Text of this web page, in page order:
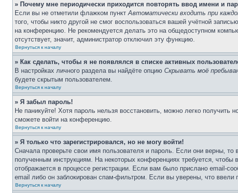
» Почему мне периодически приходится повторять ввод имени и
Если вы не отметили флажком пунктАвтоматически входить при
того, чтобы никто другой не смог воспользоваться вашей учётной
на конференцию. Не рекомендуется делать это на общедоступном
отсутствует, значит, администратор отключил эту функцию.
Вернуться к началу
» Как сделать, чтобы я не появлялся в списке активных
В настройках личного раздела вы найдёте опцию Скрывать моё
будете скрытым пользователем.
Вернуться к началу
» Я забыл пароль!
Не паникуйте! Хотя пароль нельзя восстановить, можно легко
сможете войти на конференцию.
Вернуться к началу
» Я только что зарегистрировался, но не могу войти!
Сначала проверьте свои имя пользователя и пароль. Если они верны,
полученным инструкциям. На некоторых конференциях требуется,
отображается в процессе регистрации. Если вам было прислано email-
email либо он заблокирован спам-фильтром. Если вы уверены, что ввели
Вернуться к началу